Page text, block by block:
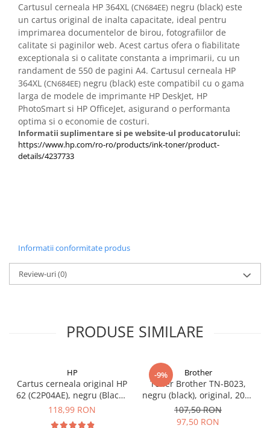
Cartusul cerneala HP 364XL (CN684EE) negru (black) este
un cartus original de inalta capacitate, ideal pentru
imprimarea documentelor de birou, fotografiilor de
calitate si paginilor web. Acest cartus ofera o fiabilitate
exceptionala si o calitate constanta a imprimarii, cu un
randament de 550 de pagini A4. Cartusul cerneala HP
364XL (CN684EE) negru (black) este compatibil cu o gama
larga de modele de imprimante HP DeskJet, HP
PhotoSmart si HP OfficeJet, asigurand o performanta
optima si o economie de costuri.
Informatii suplimentare si pe website-ul producatorului:
https://www.hp.com/ro-ro/products/ink-toner/product-
details/4237733
Informatii conformitate produs
Review-uri(0)
PRODUSE SIMILARE
HP
Cartus cerneala original HP
62 (C2P04AE), negru (Black),
200 pagini
118,99 RON
-9% Brother
Toner Brother TN-B023,
negru (black), original, 2000
pagini
107,50 RON
97,50 RON